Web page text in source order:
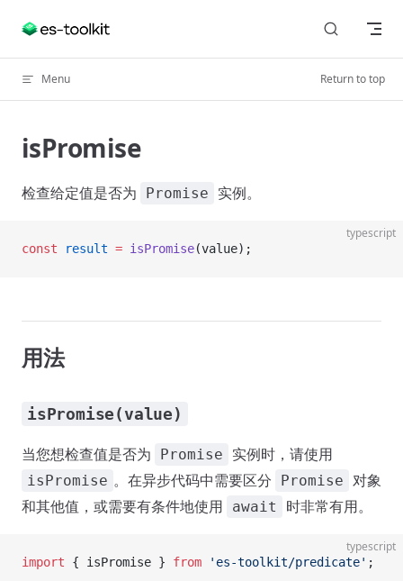
Skip to content
Menu Return to top
isPromise
检查给定值是否为 Promise 实例。
typescript
const result = isPromise(value);
用法
isPromise(value)
当您想检查值是否为 Promise 实例时，请使用
isPromise 。在异步代码中需要区分 Promise 对象
和其他值，或需要有条件地使用
await 时非常有用。
typescript
import { isPromise } from 'es-toolkit/predicate' ;